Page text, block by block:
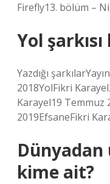
Firefly13. bölüm –
Yol
Yazdığı
2018YolFikri
Karayel19 Temmuz
2019EfsaneFikri
Dünyadan
kime ait?